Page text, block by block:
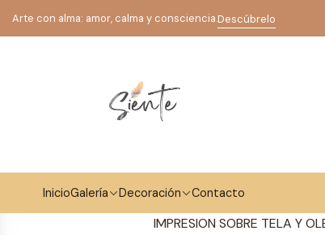
InicioGalería Decoración Contacto
Arte con alma: amor, calma y consciencia.Descúbrelo
Galería Arte Contemporáneo EL CUMPLEAÑOS
EL
DESCRIPCIÓN
RECONOCIMIENTO A MARC
IMPRESION SOBRE TELA Y